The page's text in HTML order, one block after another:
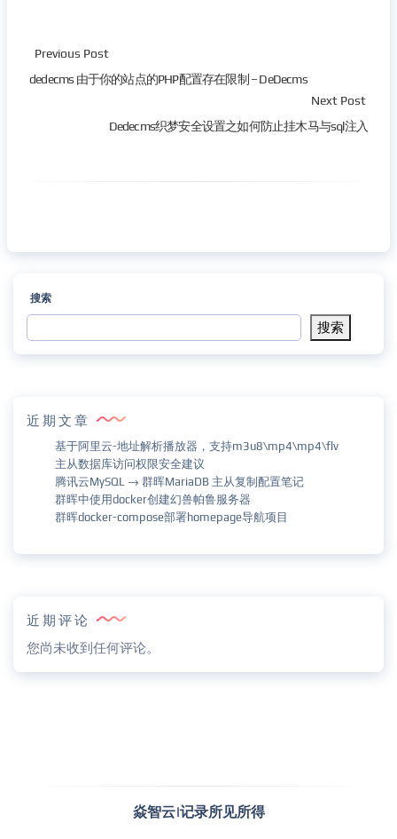
Previous Post
dedecms 由于你的站点的PHP配置存在限制 – DeDecms
Next Post
Dedecms织梦安全设置之如何防止挂木马与sql注入
搜索
搜索
近期文章
基于阿里云-地址解析播放器，支持m3u8\mp4\mp4\flv
主从数据库访问权限安全建议
腾讯云MySQL → 群晖MariaDB 主从复制配置笔记
群晖中使用docker创建幻兽帕鲁服务器
群晖docker-compose部署homepage导航项目
近期评论
您尚未收到任何评论。
焱智云|记录所见所得